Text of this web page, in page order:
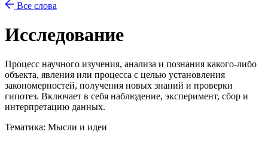
Все слова
Исследование
Процесс научного изучения, анализа и познания какого-либо
объекта, явления или процесса с целью установления
закономерностей, получения новых знаний и проверки
гипотез. Включает в себя наблюдение, эксперимент, сбор и
интерпретацию данных.
Тематика: Мысли и идеи